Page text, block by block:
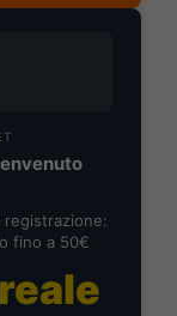
registrazione:
fino a 50€